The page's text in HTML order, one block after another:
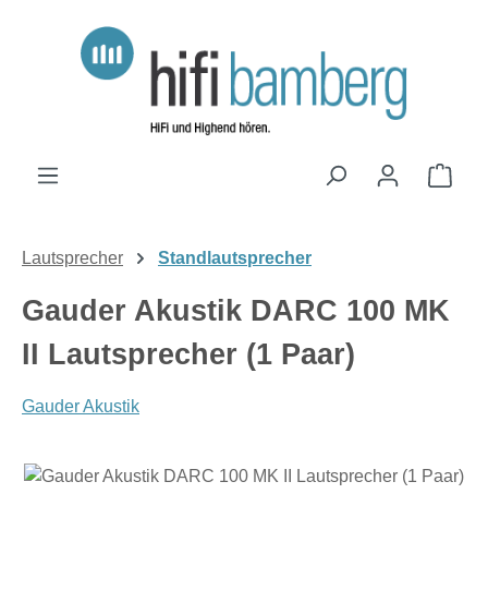
Zum Hauptinhalt springen
Lautsprecher Standlautsprecher
Gauder Akustik DARC 100 MK
II Lautsprecher (1 Paar)
Gauder Akustik
Bildergalerie überspringen